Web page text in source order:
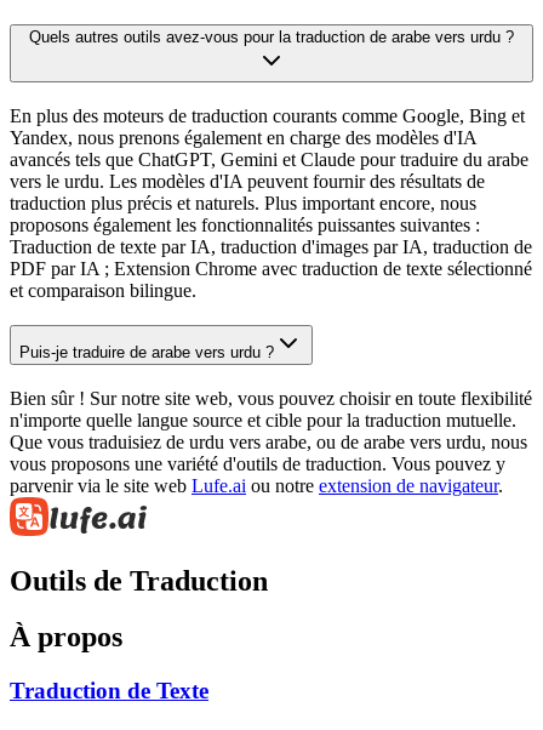
Quels autres outils avez-vous pour la traduction de arabe vers urdu ?
En plus des moteurs de traduction courants comme Google, Bing et
Yandex, nous prenons également en charge des modèles d'IA
avancés tels que ChatGPT, Gemini et Claude pour traduire du arabe
vers le urdu. Les modèles d'IA peuvent fournir des résultats de
traduction plus précis et naturels. Plus important encore, nous
proposons également les fonctionnalités puissantes suivantes :
Traduction de texte par IA, traduction d'images par IA, traduction de
PDF par IA ; Extension Chrome avec traduction de texte sélectionné
et comparaison bilingue.
Puis-je traduire de arabe vers urdu ?
Bien sûr ! Sur notre site web, vous pouvez choisir en toute flexibilité
n'importe quelle langue source et cible pour la traduction mutuelle.
Que vous traduisiez de urdu vers arabe, ou de arabe vers urdu, nous
vous proposons une variété d'outils de traduction. Vous pouvez y
parvenir via le site web Lufe.ai ou notre extension de navigateur.
Outils de Traduction
À propos
Traduction de Texte